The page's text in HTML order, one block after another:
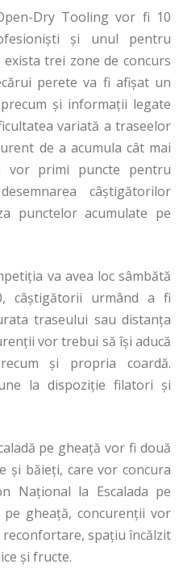
Dry Tooling vor fi 10
şi unul pentru
trei zone de concurs
perete va fi afişat un
şi informaţii legate
variată a traseelor
de a acumula cât mai
vor primi puncte pentru
câştigătorilor
punctelor acumulate pe
va avea loc sâmbătă
câştigătorii urmând a fi
traseului sau distanţa
vor trebui să îşi aducă
şi propria coardă.
la dispoziţie filatori şi
pe gheaţă vor fi două
şi băieţi, care vor concura
Naţional la Escalada pe
gheaţă, concurenţii vor
reconfortare, spaţiu încălzit
şi fructe.